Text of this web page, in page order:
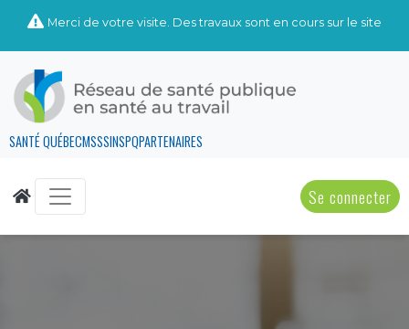
Merci de votre visite. Des travaux sont en cours sur le site
SANTÉ QUÉBECMSSSINSPQPARTENAIRES
Se connecter